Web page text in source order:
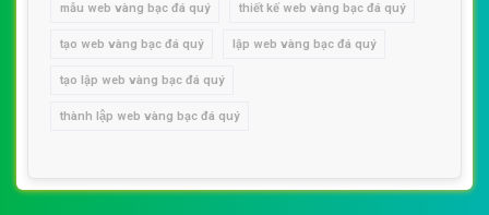
mẫu web vàng bạc đá quý thiết kế web vàng bạc đá quý
tạo web vàng bạc đá quý lập web vàng bạc đá quý
tạo lập web vàng bạc đá quý
thành lập web vàng bạc đá quý